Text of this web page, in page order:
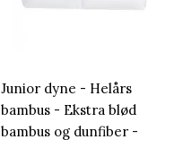
Junior dyne - Helårs
bambus - Ekstra blød
bambus og dunfiber -